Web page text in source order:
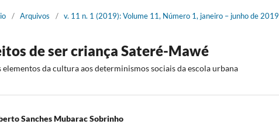
/ Arquivos / v. 11 n. 1 (2019): Volume 11, Número 1, janeiro – junho de 2019
de ser criança Sateré-Mawé
elementos da cultura aos determinismos sociais da escola urbana
Sanches Mubarac Sobrinho